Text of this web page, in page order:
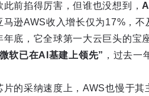
此前掐得厉害，但谁也没想到，
马逊AWS收入增长仅为17%，
年底，它全球第一大云巨头的宝
软已在AI基建上领先” ，过去一
片的采纳速度上，AWS也慢于